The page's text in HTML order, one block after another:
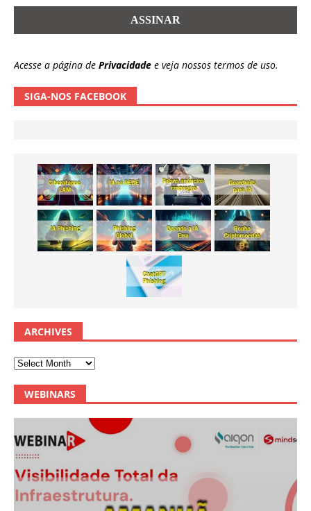
Acesse a página de Privacidade e veja nossos termos de uso.
SIGA-NOS FACEBOOK
ARCHIVES
WEBINARS